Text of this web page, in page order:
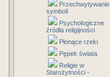
Przechwytywanie
symboli
Psychologiczne
źródła religijności
Płonące rzeki
Pępek świata
Religie w
Starożytności -